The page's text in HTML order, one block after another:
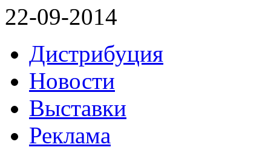
22-09-2014
Дистрибуция
Новости
Выставки
Реклама